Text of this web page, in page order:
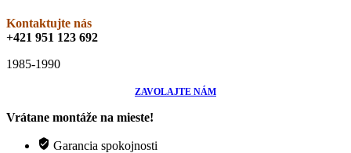
Kontaktujte nás
+421 951 123 692
1985-1990
ZAVOLAJTE NÁM
Vrátane montáže na mieste!
Garancia spokojnosti